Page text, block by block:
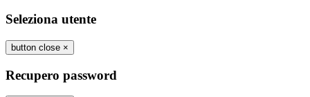
Seleziona utente
button close ×
Recupero password